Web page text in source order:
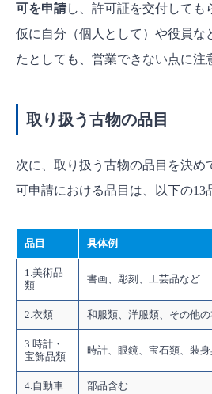
可を申請し、許可証を交付しても
仮に自分（個人として）や役員な
たとしても、営業できない点に注
取り扱う古物の品目
次に、取り扱う古物の品目を決め
可申請における品目は、以下の13
品目 具体例
1.美術品
類
書画、彫刻、工芸品など
2.衣類 和服類、洋服類、その他
3.時計・
宝飾品類
時計、眼鏡、宝石類、装
4.自動車 部品含む